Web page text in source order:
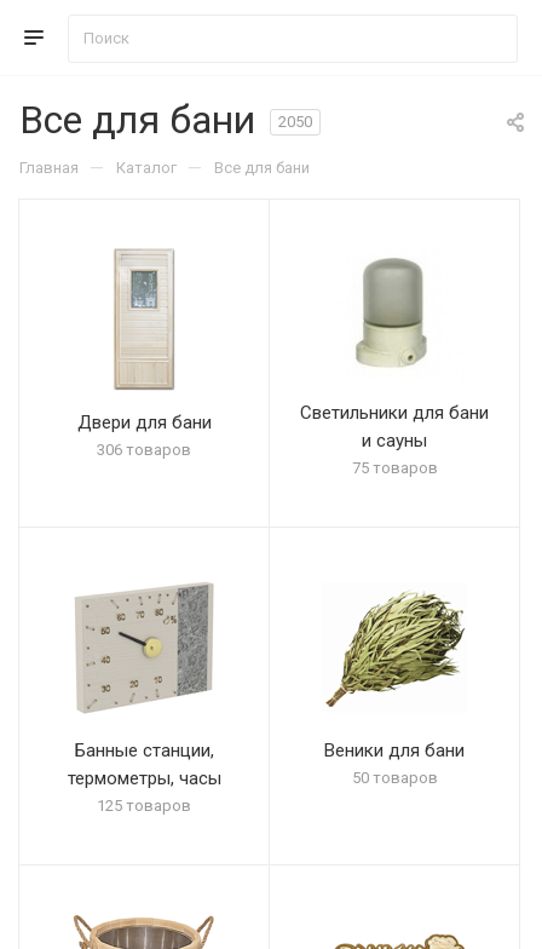
Все для бани 2050
Главная — Каталог — Все для бани
Двери для бани
306 товаров
Светильники для бани
и сауны
75 товаров
Банные станции,
термометры, часы
125 товаров
Веники для бани
50 товаров